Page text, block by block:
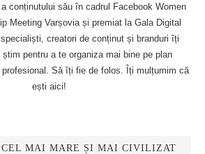
conținutului său în cadrul Facebook Women
Meeting Varșovia și premiat la Gala Digital
creatori de conținut și branduri îți
pentru a te organiza mai bine pe plan
Să îți fie de folos. Îți mulțumim că
ești aici!
MAI MARE ȘI MAI CIVILIZAT